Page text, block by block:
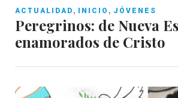
ACTUALIDAD , INICIO , JÓVENES
Peregrinos: de Nueva
enamorados de Cristo